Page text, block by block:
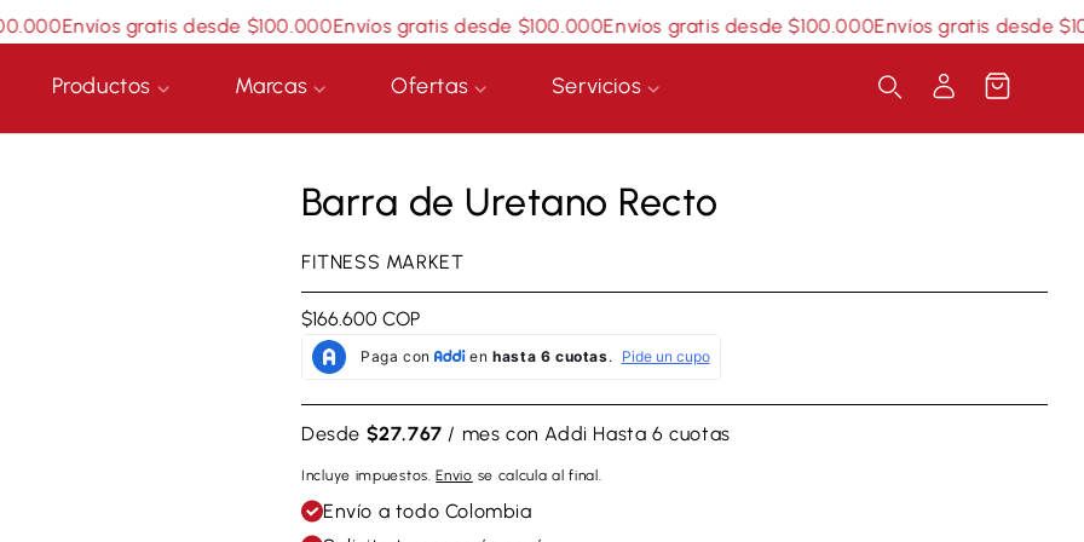
Envíos gratis desde $100.000Envíos gratis desde $100.000Envíos gratis desde $100.000Envíos gratis desde
Productos Marcas Ofertas Servicios
Iniciar
Carrito
Barra de Uretano Recto
FITNESS MARKET
Precio
regular
$166.600 COP
Desde $27.767 / mes con Addi Hasta 6 cuotas
Incluye impuestos.Envio se calcula al final.
Envío a todo Colombia